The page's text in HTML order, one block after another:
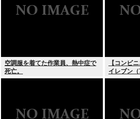
空調服を着てた作業員、熱中症で
死亡。
【コンビ
イレブン
いること